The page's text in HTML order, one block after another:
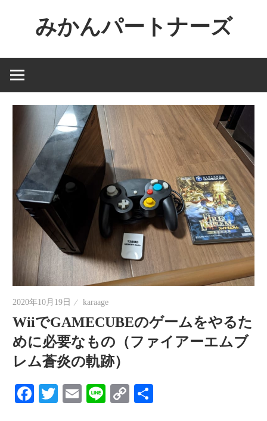
ン
へ
みかんパートナーズ
ー
ジ
ャ
に
立
な
情
を
世
界
へ
信
2020年10月19日 karaage
WiiでGAMECUBEのゲームをやるた
めに必要なもの（ファイアーエムブ
レム蒼炎の軌跡）
Facebook
Twitter
EmailLineCopy